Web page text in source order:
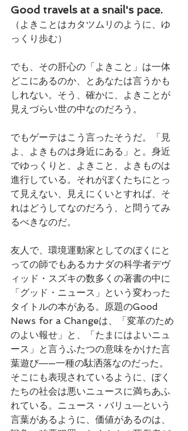
Good travels at a snail's pace.
（よきことはカタツムリのように、ゆ
っくり歩む）
でも、その肝心の「よきこと」は一体
どこにあるのか、とあなたは言うかも
しれない。そう、確かに、よきことが
見えづらい世の中なのだろう。
でもゲーテはこう言ったそうだ。「見
よ、よきものは身近にある」と。身近
でゆっくりと、よきこと、よきものは
進行している。それがぼくたちにとっ
て見えない、見えにくいとすれば、そ
れはどうしてなのだろう、と問うてみ
るべきなのだ。
友人で、環境運動家としてのぼくにと
っての師でもあるカナダの科学者デヴ
ィッド・スズキの数多くの著書の中に
「グッド・ニュース」という変わった
タイトルの本がある。原題のGood
News for a Changeは、「変革のため
のよい報せ」と、「たまにはよいニュ
ース」と言うふたつの意味をかけた言
葉遊び―—一種の駄洒落なのだった。
そこにも表現されているように、ぼく
たちの社会は悪いニュースに満ちあふ
れている。ニュース・バリュ―という
言葉があるように、価値があるのは、